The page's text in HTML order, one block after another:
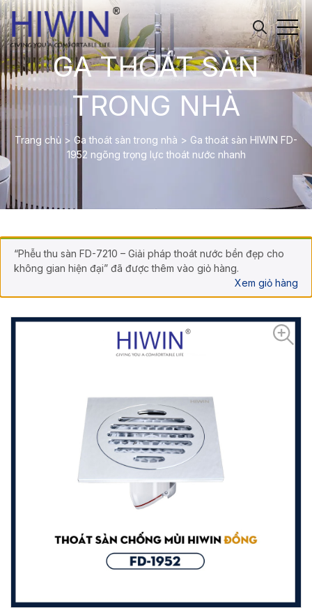
GA THOÁT SÀN
TRONG NHÀ
Trang chủ > Ga thoát sàn trong nhà > Ga thoát sàn HIWIN FD-
1952 ngõng trọng lực thoát nước nhanh
“Phễu thu sàn FD-7210 – Giải pháp thoát nước bền đẹp cho
không gian hiện đại” đã được thêm vào giỏ hàng.
Xem giỏ hàng